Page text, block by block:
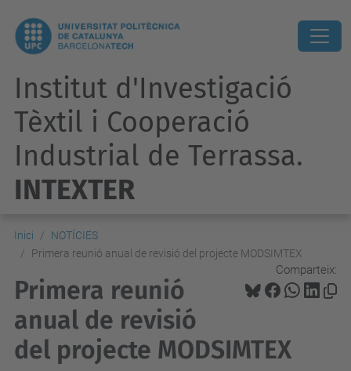
Institut d'Investigació
Tèxtil i Cooperació
Industrial de Terrassa.
INTEXTER
Inici
NOTÍCIES
Primera reunió anual de revisió del projecte MODSIMTEX
Comparteix:
Primera reunió
anual de revisió
del projecte MODSIMTEX